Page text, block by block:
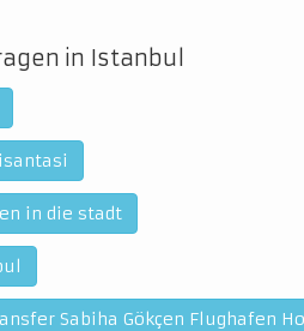
in Istanbul
in die stadt
Sabiha Gökçen Flughafen